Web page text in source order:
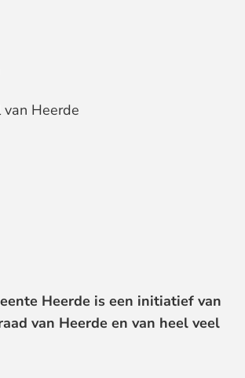
Heerde
Heerde is een initiatief van
van Heerde en van heel veel